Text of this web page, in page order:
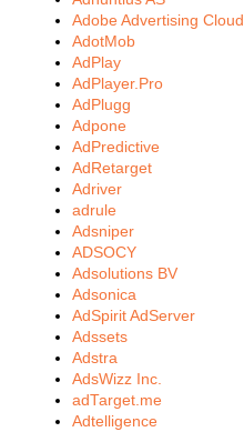
Adobe Advertising Cloud
AdotMob
AdPlay
AdPlayer.Pro
AdPlugg
Adpone
AdPredictive
AdRetarget
Adriver
adrule
Adsniper
ADSOCY
Adsolutions BV
Adsonica
AdSpirit AdServer
Adssets
Adstra
AdsWizz Inc.
adTarget.me
Adtelligence